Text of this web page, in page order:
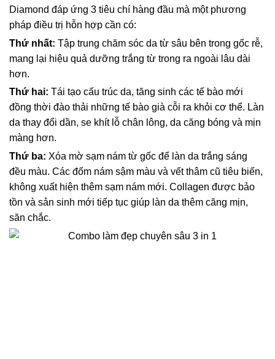
Diamond đáp ứng 3 tiêu chí hàng đầu mà một phương
pháp điều trị hỗn hợp cần có:
Thứ nhất: Tập trung chăm sóc da từ sâu bên trong gốc rễ,
mang lại hiệu quả dưỡng trắng từ trong ra ngoài lâu dài
hơn.
Thứ hai: Tái tạo cấu trúc da, tăng sinh các tế bào mới
đồng thời đào thải những tế bào già cỗi ra khỏi cơ thể. Làn
da thay đổi dần, se khít lỗ chân lông, da căng bóng và mịn
màng hơn.
Thứ ba: Xóa mờ sạm nám từ gốc để làn da trắng sáng
đều màu. Các đốm nám sậm màu và vết thâm cũ tiêu biến,
không xuất hiện thêm sạm nám mới. Collagen được bảo
tồn và sản sinh mới tiếp tục giúp làn da thêm căng mịn,
săn chắc.